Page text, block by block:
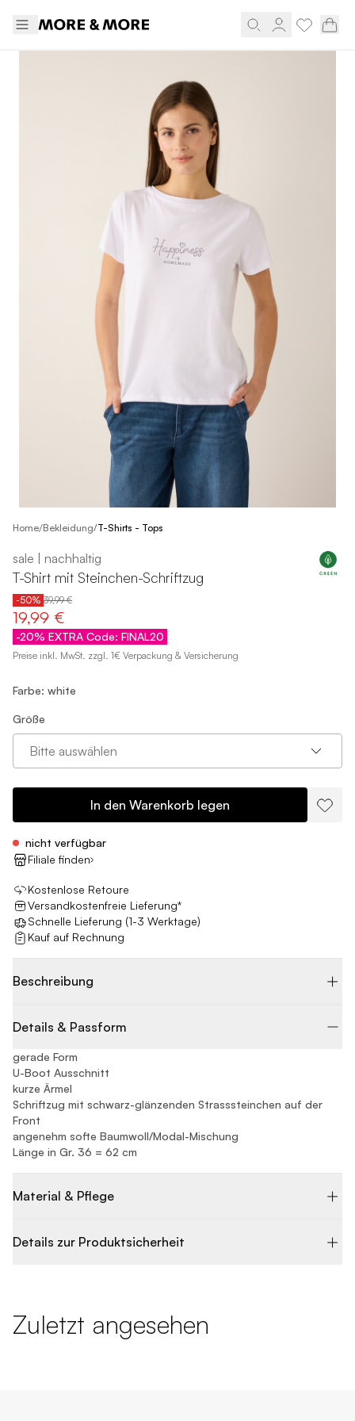
Home/Bekleidung/T-Shirts - Tops
sale | nachhaltig
T-Shirt mit Steinchen-Schriftzug
-50% 39,99 €
19,99 €
-20% EXTRA Code: FINAL20
Preise inkl. MwSt. zzgl. 1€ Verpackung & Versicherung
Farbe: white
Größe
Bitte auswählen
In den Warenkorb legen
nicht verfügbar
Filiale finden
Kostenlose Retoure
Versandkostenfreie Lieferung*
Schnelle Lieferung (1-3 Werktage)
Kauf auf Rechnung
Beschreibung
Details & Passform
gerade Form
U-Boot Ausschnitt
kurze Ärmel
Schriftzug mit schwarz-glänzenden Strasssteinchen auf der
Front
angenehm softe Baumwoll/Modal-Mischung
Länge in Gr. 36 = 62 cm
Material & Pflege
Details zur Produktsicherheit
Zuletzt angesehen